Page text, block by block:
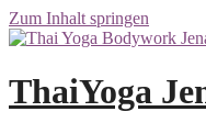
Zum Inhalt springen
ThaiYoga